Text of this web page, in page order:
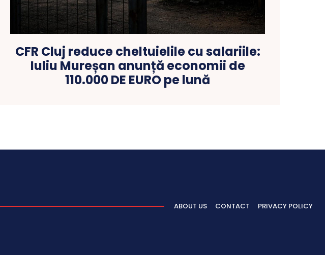
CFR Cluj reduce cheltuielile cu salariile:
Iuliu Mureșan anunță economii de
110.000 DE EURO pe lună
ABOUT US CONTACT PRIVACY POLICY